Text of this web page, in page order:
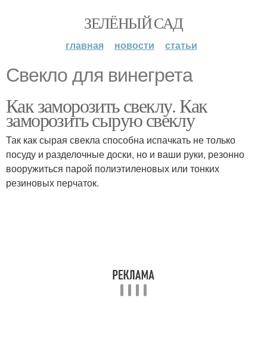
ЗЕЛЁНЫЙ САД
главная новости статьи
Свекло для винегрета
Как заморозить свеклу. Как
заморозить сырую свеклу
Так как сырая свекла способна испачкать не только
посуду и разделочные доски, но и ваши руки, резонно
вооружиться парой полиэтиленовых или тонких
резиновых перчаток.